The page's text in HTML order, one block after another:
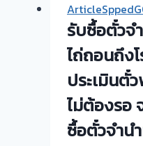
ดี
จ่าย
เงิน
ทันที
ไม่
ยุ่ง
ยาก
บริก
รับซื้อตั๋วจ
ไถ่ถอนถึง
ประเมินตั๋
ไม่ต้องรอ
ซื้อตั๋วจำน